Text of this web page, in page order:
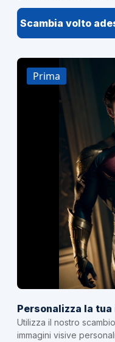
Scambia volto
Prima
Personalizza la
Utilizza il nostro
immagini visive